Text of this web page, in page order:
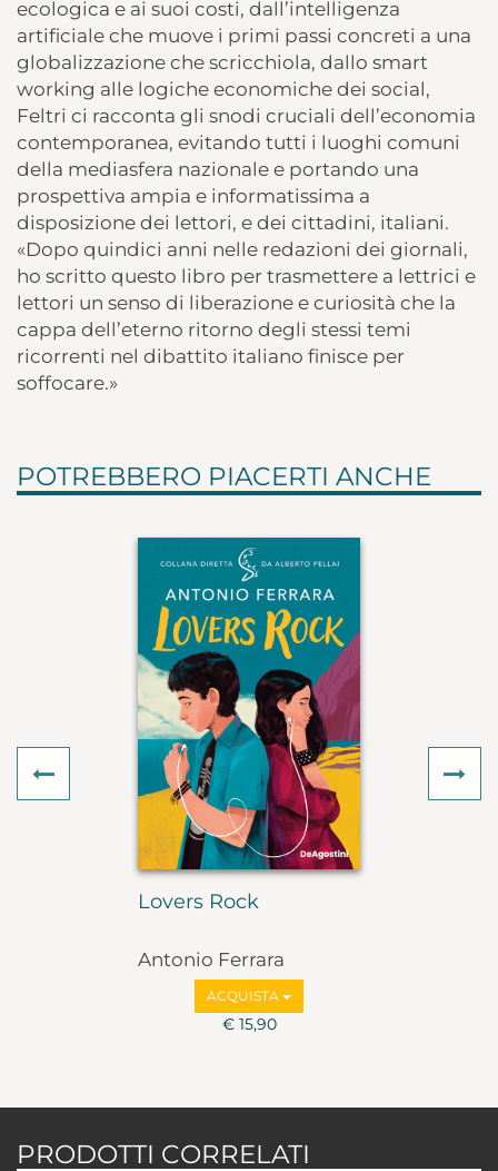
ecologica e ai suoi costi, dall’intelligenza
artificiale che muove i primi passi concreti a una
globalizzazione che scricchiola, dallo smart
working alle logiche economiche dei social,
Feltri ci racconta gli snodi cruciali dell’economia
contemporanea, evitando tutti i luoghi comuni
della mediasfera nazionale e portando una
prospettiva ampia e informatissima a
disposizione dei lettori, e dei cittadini, italiani.
«Dopo quindici anni nelle redazioni dei giornali,
ho scritto questo libro per trasmettere a lettrici e
lettori un senso di liberazione e curiosità che la
cappa dell’eterno ritorno degli stessi temi
ricorrenti nel dibattito italiano finisce per
soffocare.»
POTREBBERO PIACERTI ANCHE
Lovers Rock
Antonio Ferrara
ACQUISTA
€ 15,90
Previous
PRODOTTI CORRELATI